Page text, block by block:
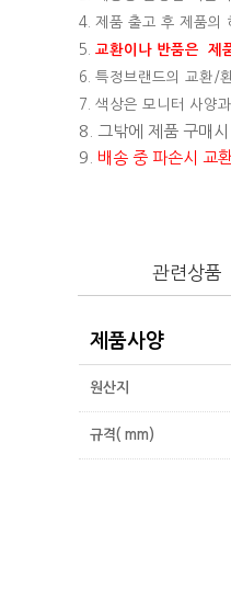
4. 제품 출고 후 제품의
5. 교환이나 반품은 제
6. 특정브랜드의 교환/
7. 색상은 모니터 사양
8. 그밖에 제품 구매
9. 배송 중 파손시 교
관련상품
제품사양
원산지
규격( mm)